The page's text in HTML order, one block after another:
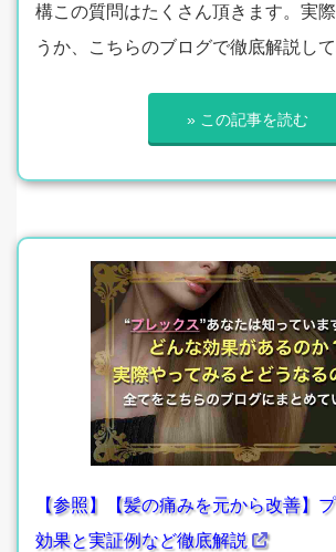
構この質問はたくさん頂きます。実
うか、こちらのブログで徹底解説し
» この記事を読む
【参照】【髪の痛みを元から改善】
効果と実証例など徹底解説